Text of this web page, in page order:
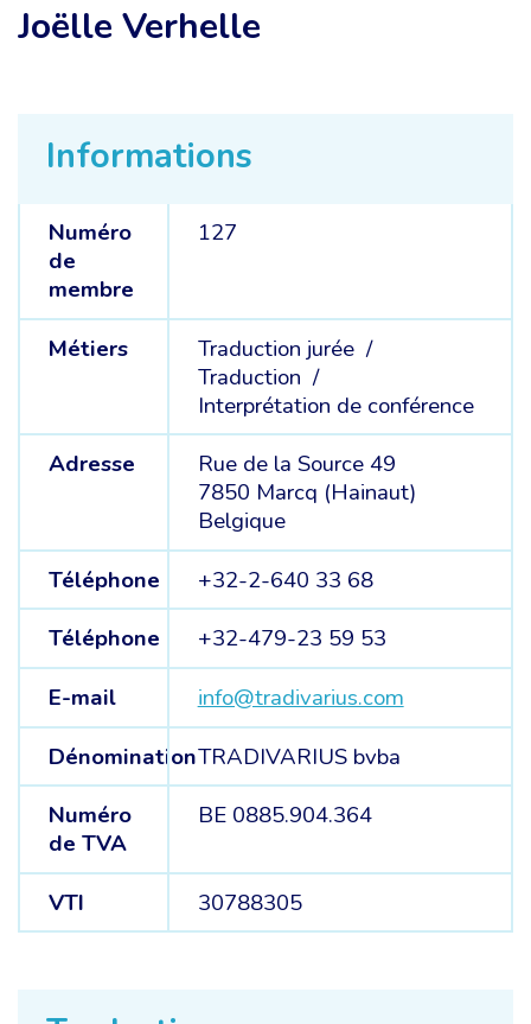
Informations
Numéro
de
membre
127
Métiers
Traduction jurée /
Traduction /
Interprétation de conférence
Adresse
Rue de la Source 49
7850 Marcq (Hainaut)
Belgique
Téléphone
+32-2-640 33 68
Téléphone
+32-479-23 59 53
E-mail
info@tradivarius.com
DénominationTRADIVARIUS bvba
Numéro
de TVA
BE 0885.904.364
VTI 30788305
Joëlle Verhelle